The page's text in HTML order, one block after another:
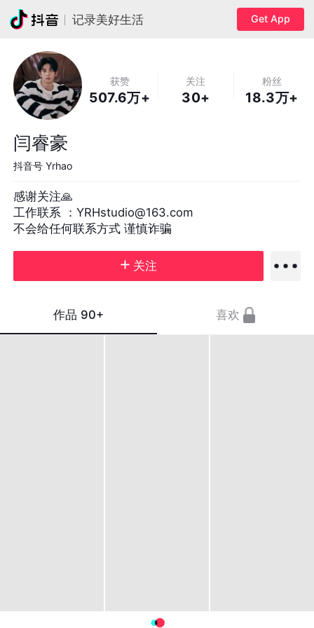
记录美好生活 Get App
获赞
507.6万+
关注
30+
粉丝
18.3万+
闫睿豪
抖音号 Yrhao
感谢关注🙏
工作联系 ：YRHstudio@163.com
不会给任何联系方式 谨慎诈骗
关注
作品 90+ 喜欢